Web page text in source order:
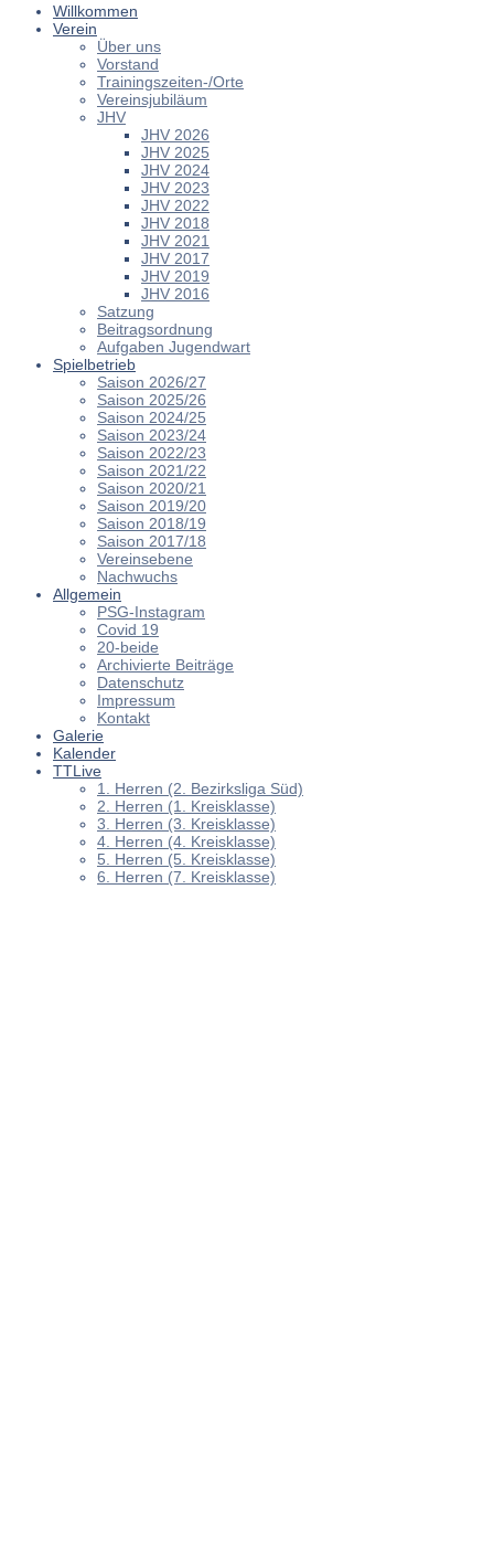
Willkommen
Verein
Über uns
Vorstand
Trainingszeiten-/Orte
Vereinsjubiläum
JHV
JHV 2026
JHV 2025
JHV 2024
JHV 2023
JHV 2022
JHV 2018
JHV 2021
JHV 2017
JHV 2019
JHV 2016
Satzung
Beitragsordnung
Aufgaben Jugendwart
Spielbetrieb
Saison 2026/27
Saison 2025/26
Saison 2024/25
Saison 2023/24
Saison 2022/23
Saison 2021/22
Saison 2020/21
Saison 2019/20
Saison 2018/19
Saison 2017/18
Vereinsebene
Nachwuchs
Allgemein
PSG-Instagram
Covid 19
20-beide
Archivierte Beiträge
Datenschutz
Impressum
Kontakt
Galerie
Kalender
TTLive
1. Herren (2. Bezirksliga Süd)
2. Herren (1. Kreisklasse)
3. Herren (3. Kreisklasse)
4. Herren (4. Kreisklasse)
5. Herren (5. Kreisklasse)
6. Herren (7. Kreisklasse)